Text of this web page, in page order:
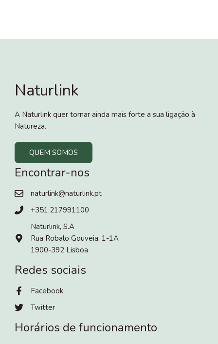
Naturlink
A Naturlink quer tornar ainda mais forte a sua ligação à
Natureza.
QUEM SOMOS
Encontrar-nos
naturlink@naturlink.pt
+351.217991100
Naturlink, S.A
Rua Robalo Gouveia, 1-1A
1900-392 Lisboa
Redes sociais
Facebook
Twitter
Horários de funcionamento